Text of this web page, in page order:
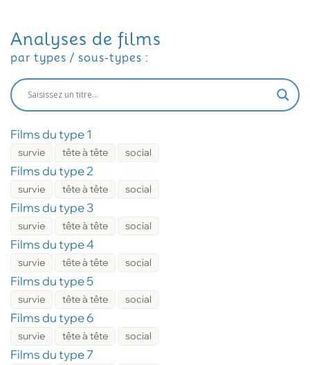
Analyses de films
par types / sous-types :
Films du type 1
survie tête à tête social
Films du type 2
survie tête à tête social
Films du type 3
survie tête à tête social
Films du type 4
survie tête à tête social
Films du type 5
survie tête à tête social
Films du type 6
survie tête à tête social
Films du type 7